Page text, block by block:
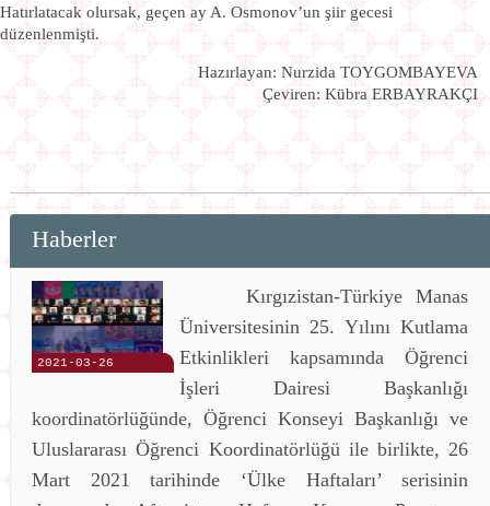
Hatırlatacak olursak, geçen ay A. Osmonov’un şiir gecesi
düzenlenmişti.
Hazırlayan: Nurzida TOYGOMBAYEVA
Çeviren: Kübra ERBAYRAKÇI
Haberler
2021-03-26
Kırgızistan-Türkiye Manas
Üniversitesinin 25. Yılını Kutlama
Etkinlikleri kapsamında Öğrenci
İşleri Dairesi Başkanlığı
koordinatörlüğünde, Öğrenci Konseyi Başkanlığı ve
Uluslararası Öğrenci Koordinatörlüğü ile birlikte, 26
Mart 2021 tarihinde ‘Ülke Haftaları’ serisinin